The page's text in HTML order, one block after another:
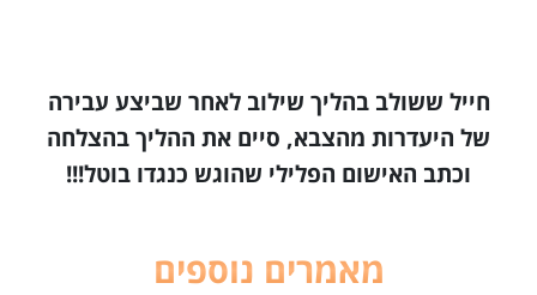
חייל ששולב בהליך שילוב לאחר שביצע עבירה
של היעדרות מהצבא, סיים את ההליך בהצלחה
וכתב האישום הפלילי שהוגש כנגדו בוטל!!!
מאמרים נוספים